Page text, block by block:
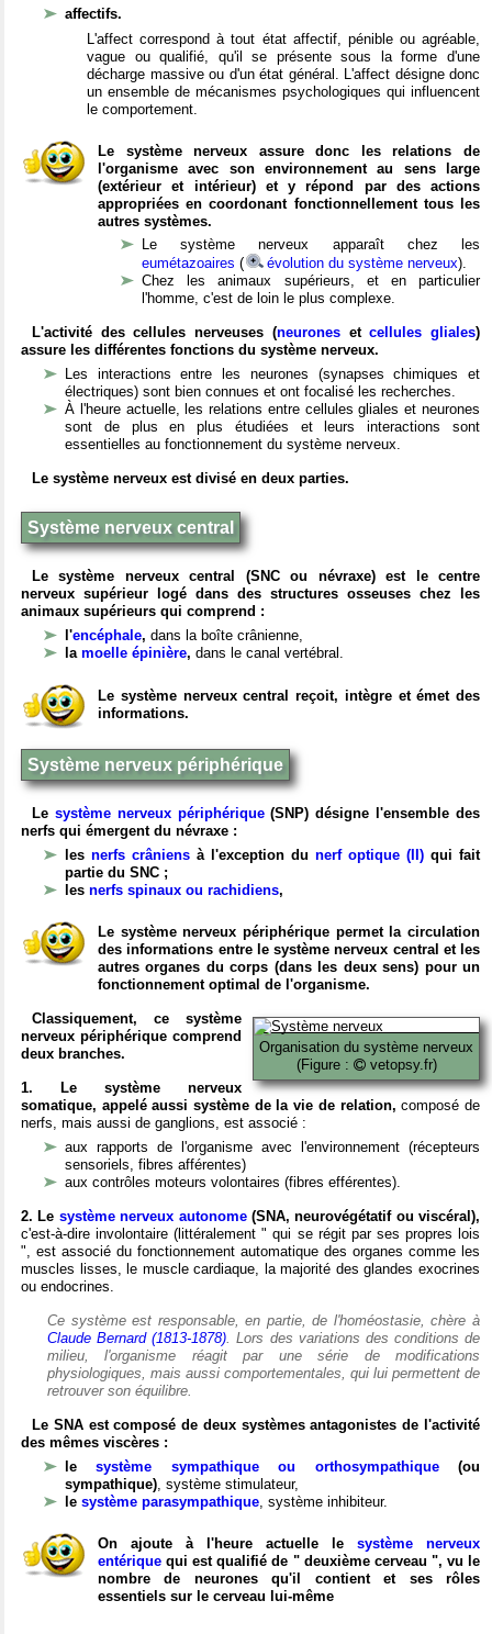
affectifs.
L'affect correspond à tout état affectif, pénible ou agréable,
vague ou qualifié, qu'il se présente sous la forme d'une
décharge massive ou d'un état général. L'affect désigne donc
un ensemble de mécanismes psychologiques qui influencent
le comportement.
Le système nerveux assure donc les relations de
l'organisme avec son environnement au sens large
(extérieur et intérieur) et y répond par des actions
appropriées en coordonant fonctionnellement tous les
autres systèmes.
Le système nerveux apparaît chez les
eumétazoaires ( évolution du système nerveux).
Chez les animaux supérieurs, et en particulier
l'homme, c'est de loin le plus complexe.
L'activité des cellules nerveuses (neuronesetcellules gliales)
assure les différentes fonctions du système nerveux.
Les interactions entre les neurones (synapses chimiques et
électriques) sont bien connues et ont focalisé les recherches.
À l'heure actuelle, les relations entre cellules gliales et neurones
sont de plus en plus étudiées et leurs interactions sont
essentielles au fonctionnement du système nerveux.
Le système nerveux est divisé en deux parties.
Système nerveux central
Le système nerveux central (SNC ou névraxe) est le centre
nerveux supérieur logé dans des structures osseuses chez les
animaux supérieurs qui comprend :
l'encéphale, dans la boîte crânienne,
la moelle épinière, dans le canal vertébral.
Le système nerveux central reçoit, intègre et émet des
informations.
Système nerveux périphérique
Le système nerveux périphérique(SNP) désigne l'ensemble des
nerfs qui émergent du névraxe :
les nerfs crâniens à l'exception du nerf optique (II) qui fait
partie du SNC ;
les nerfs spinaux ou rachidiens,
Le système nerveux périphérique permet la circulation
des informations entre le système nerveux central et les
autres organes du corps (dans les deux sens) pour un
fonctionnement optimal de l'organisme.
Organisation du système nerveux
(Figure :
vetopsy.fr)
Classiquement, ce système
nerveux périphérique comprend
deux branches.
1. Le système nerveux
somatique, appelé aussi système de la vie de relation, composé de
nerfs, mais aussi de ganglions, est associé :
aux rapports de l'organisme avec l'environnement (récepteurs
sensoriels, fibres afférentes)
aux contrôles moteurs volontaires (fibres efférentes).
2. Le système nerveux autonome(SNA, neurovégétatif ou viscéral),
c'est-à-dire involontaire (littéralement " qui se régit par ses propres lois
", est associé du fonctionnement automatique des organes comme les
muscles lisses, le muscle cardiaque, la majorité des glandes exocrines
ou endocrines.
Ce système est responsable, en partie, de l'homéostasie, chère à
Claude Bernard (1813-1878). Lors des variations des conditions de
milieu, l'organisme réagit par une série de modifications
physiologiques, mais aussi comportementales, qui lui permettent de
retrouver son équilibre.
Le SNA est composé de deux systèmes antagonistes de l'activité
des mêmes viscères :
lesystème sympathique ou orthosympathique(ou
sympathique), système stimulateur,
le système parasympathique, système inhibiteur.
On ajoute à l'heure actuelle le système nerveux
entérique qui est qualifié de " deuxième cerveau ", vu le
nombre de neurones qu'il contient et ses rôles
essentiels sur le cerveau lui-même